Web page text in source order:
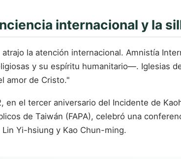
internacional y la
atrajo la atención internacional. Amnistía
y su espíritu humanitario—. Iglesias
amor de Cristo."
en el tercer aniversario del Incidente de
de Taiwán (FAPA), celebró una
Yi-hsiung y Kao Chun-ming.